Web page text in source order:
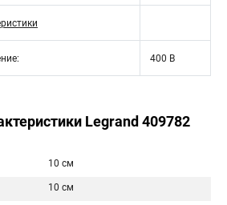
400 В
Legrand 409782
10 см
10 см